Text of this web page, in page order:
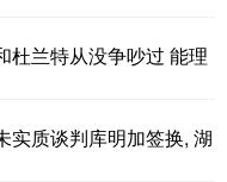
杜兰特从没争吵过 能理
实质谈判库明加签换, 湖